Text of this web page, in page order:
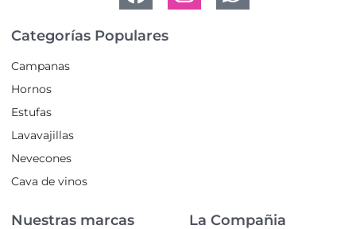
Categorías Populares
Campanas
Hornos
Estufas
Lavavajillas
Nevecones
Cava de vinos
Nuestras marcas La Compañia